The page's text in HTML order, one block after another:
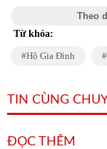
Theo
Từ khóa:
Hộ Gia Đình
TIN CÙNG
ĐỌC THÊM